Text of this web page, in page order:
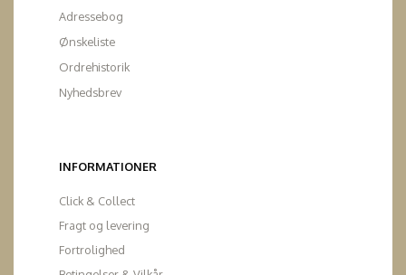
Adressebog
Ønskeliste
Ordrehistorik
Nyhedsbrev
INFORMATIONER
Click & Collect
Fragt og levering
Fortrolighed